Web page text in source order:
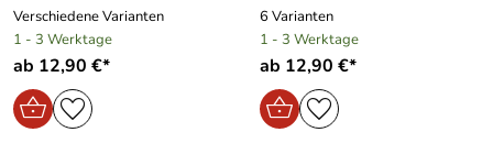
Verschiedene Varianten
1 - 3 Werktage
ab 12,90 €*
6 Varianten
1 - 3 Werktage
ab 12,90 €*